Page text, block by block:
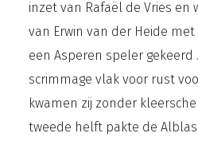
inzet van Rafaël de Vries en
van Erwin van der Heide
een Asperen speler gekeerd
scrimmage vlak voor rust
kwamen zij zonder
tweede helft pakte de